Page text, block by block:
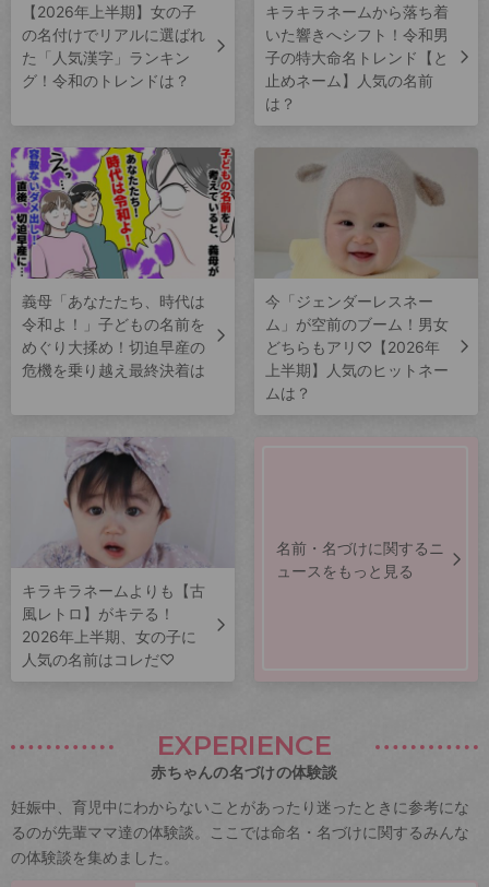
【2026年上半期】女の子
の名付けでリアルに選ばれ
た「人気漢字」ランキン
グ！令和のトレンドは？
キラキラネームから落ち着
いた響きへシフト！令和男
子の特大命名トレンド【と
止めネーム】人気の名前
は？
義母「あなたたち、時代は
令和よ！」子どもの名前を
めぐり大揉め！切迫早産の
危機を乗り越え最終決着は
今「ジェンダーレスネー
ム」が空前のブーム！男女
どちらもアリ♡【2026年
上半期】人気のヒットネー
ムは？
キラキラネームよりも【古
風レトロ】がキテる！
2026年上半期、女の子に
人気の名前はコレだ♡
名前・名づけに関するニ
ュースをもっと見る
EXPERIENCE
赤ちゃんの名づけの体験談
妊娠中、育児中にわからないことがあったり迷ったときに参考にな
るのが先輩ママ達の体験談。ここでは命名・名づけに関するみんな
の体験談を集めました。